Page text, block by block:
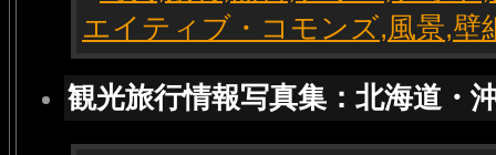
観光旅行情報写真集：北海道・